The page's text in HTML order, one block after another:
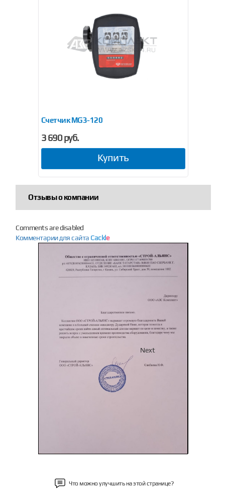
Счетчик MG3-120
3 690 руб.
Купить
Отзывы о компании
Comments are disabled
Комментарии для сайта Cackle
Next
Что можно улучшить на этой странице?